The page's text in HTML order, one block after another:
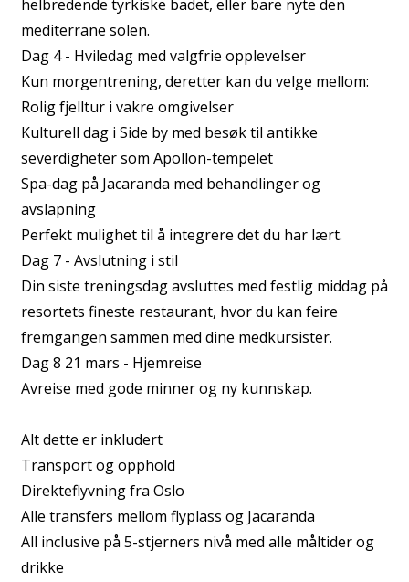
helbredende tyrkiske badet, eller bare nyte den
mediterrane solen.
Dag 4 - Hviledag med valgfrie opplevelser
Kun morgentrening, deretter kan du velge mellom:
Rolig fjelltur i vakre omgivelser
Kulturell dag i Side by med besøk til antikke
severdigheter som Apollon-tempelet
Spa-dag på Jacaranda med behandlinger og
avslapning
Perfekt mulighet til å integrere det du har lært.
Dag 7 - Avslutning i stil
Din siste treningsdag avsluttes med festlig middag på
resortets fineste restaurant, hvor du kan feire
fremgangen sammen med dine medkursister.
Dag 8 21 mars - Hjemreise
Avreise med gode minner og ny kunnskap.
Alt dette er inkludert
Transport og opphold
Direkteflyvning fra Oslo
Alle transfers mellom flyplass og Jacaranda
All inclusive på 5-stjerners nivå med alle måltider og
drikke